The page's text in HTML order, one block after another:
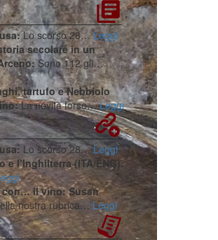
Lo scorso 28…Leggi
secolare in un
Sono 112 gli…
tartufo e Nebbiolo
La novità forse…Leggi
Lo scorso 28…Leggi
e l’Inghilterra (ITA/ENG):
con… il vino: Susan
nostra rubrica…Leggi